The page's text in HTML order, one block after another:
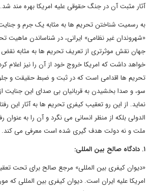
آثار مثبت آن در جنگ حقوقی علیه امریکا بهره مند شد.
به رسمیت شناختن تحریم ها به مثابه یک جرم و جنایت
«شهروندان غیر نظامی» ایرانی، در شناساندن ماهیت
جهان نقش موثرتری از تعریف تحریم ها به مثابه
خواهد داشت که امریکا خروج خود از آن را نیز اعلام
تحریم ها اقدامی است که در ثبت و ضبط حقیقت و
سو، و صدا بخشیدن به قربانیان بی صدای این
نماید. از این رو تعقیب کیفری تحریم ها به آثار این
الدولی بلکه از منظر انسانی می نگرد و آن را به عنوان
ملت و نه دولت هدف گیری شده است معرفی می کند.
۱. دادگاه صالح بین المللی:
«دیوان کیفری بین المللی» مرجع صالح برای تحت
امریکا علیه ایران است. دیوان کیفری بین المللی که